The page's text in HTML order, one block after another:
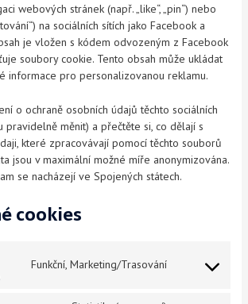
webových stránek (např. „like“, „pin“) nebo
na sociálních sítích jako Facebook a
je vložen s kódem odvozeným z Facebook
soubory cookie. Tento obsah může ukládat
informace pro personalizovanou reklamu.
o ochraně osobních údajů těchto sociálních
pravidelně měnit) a přečtěte si, co dělají s
které zpracovávají pomocí těchto souborů
jsou v maximální možné míře anonymizována.
se nacházejí ve Spojených státech.
cookies
Funkční, Marketing/Trasování